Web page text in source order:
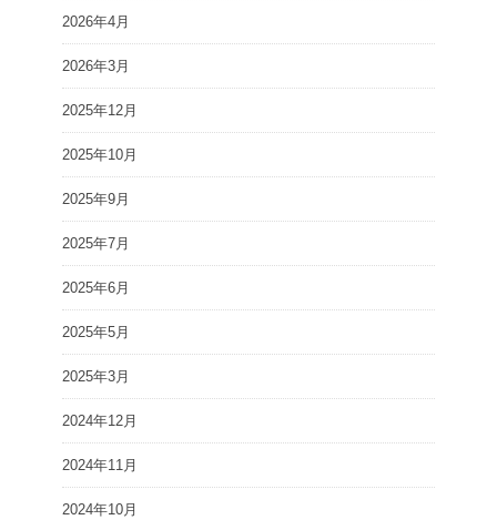
2026年4月
2026年3月
2025年12月
2025年10月
2025年9月
2025年7月
2025年6月
2025年5月
2025年3月
2024年12月
2024年11月
2024年10月